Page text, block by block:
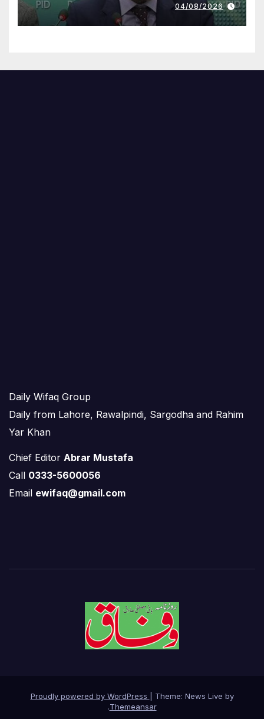
04/08/2026
Daily Wifaq Group
Daily from Lahore, Rawalpindi, Sargodha and Rahim
Yar Khan
Chief Editor Abrar Mustafa
Call 0333-5600056
Email ewifaq@gmail.com
Proudly powered by WordPress
Theme: News Live by
Themeansar
.